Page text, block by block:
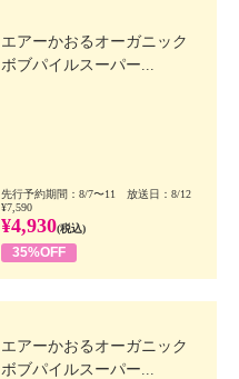
エアーかおるオーガニック
ボブパイルスーパー...
先行予約期間：8/7〜11 放送日：8/12
¥7,590
¥4,930(税込)
35%OFF
エアーかおるオーガニック
ボブパイルスーパー...